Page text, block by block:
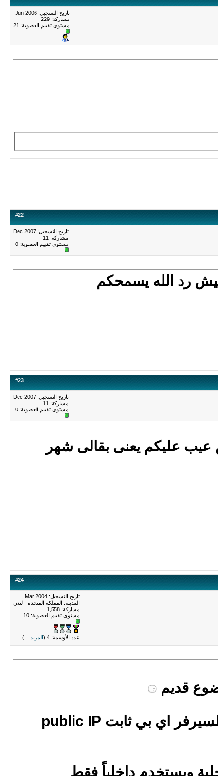
تاريخ التسجيل: Jun 2006
مشاركة: 229
مستوى تقييم العضوية: 21
#22
تاريخ التسجيل: Dec 2007
مشاركة: 11
مستوى تقييم العضوية: 0
رد الله يسمحكم
#23
تاريخ التسجيل: Dec 2007
مشاركة: 11
مستوى تقييم العضوية: 0
عيب عليكم يعنى بقالى شهر
#24
تاريخ التسجيل: Mar 2004
المدينة: المملكة المتحدة - لندن
مشاركة: 1,558
مستوى تقييم العضوية: 10
عدد الأوسمة: 4 ( المزيد ... )
قديم
نعم يجب ولابد ان يكون للسيرفر اي بي ثابت public IP
ويستخدم داخلياً فقط